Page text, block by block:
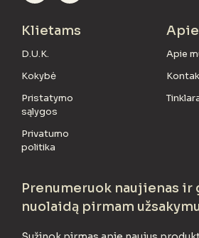
Klietams
D.U.K.
Kokybė
Pristatymo
sąlygos
Privatumo
politika
Apie
Prenumeruok naujienas ir
nuolaidą pirmam